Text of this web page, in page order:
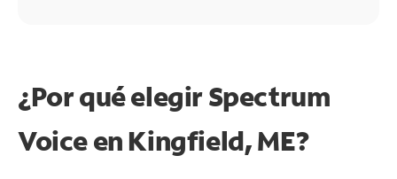
¿Por qué elegir Spectrum
Voice en Kingfield, ME?